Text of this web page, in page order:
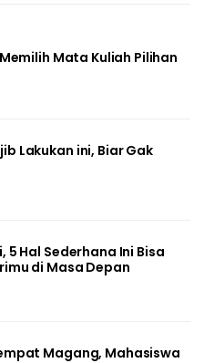
Mata Kuliah Pilihan
Lakukan ini, Biar Gak
5 Hal Sederhana Ini Bisa
di Masa Depan
Magang, Mahasiswa